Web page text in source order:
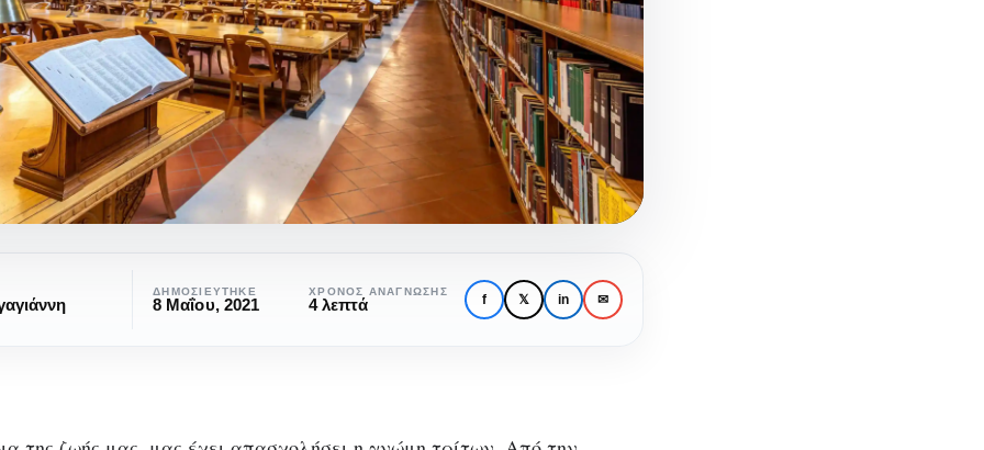
ΔΗΜΟΣΙΕΎΤΗΚΕ
8 Μαΐου, 2021
ΧΡΌΝΟΣ ΑΝΆΓΝΩΣΗΣ
4 λεπτά f 𝕏 in ✉